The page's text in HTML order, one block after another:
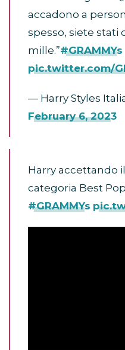
accadono a
spesso, siete stati
mille.”#GRAMMYs
pic.twitter.com/
— Harry Styles
February 6, 2023
Harry accettando
categoria Best
#GRAMMYs